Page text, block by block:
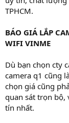
TPHCM.
BÁO GIÁ LẮP
WIFI VINME
Dù bạn chọn cty
camera q1 cũng
chọn giá cũng
quan sát trọn bộ,
tín nhất.